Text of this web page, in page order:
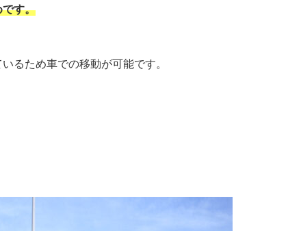
す。
るため車での移動が可能です。